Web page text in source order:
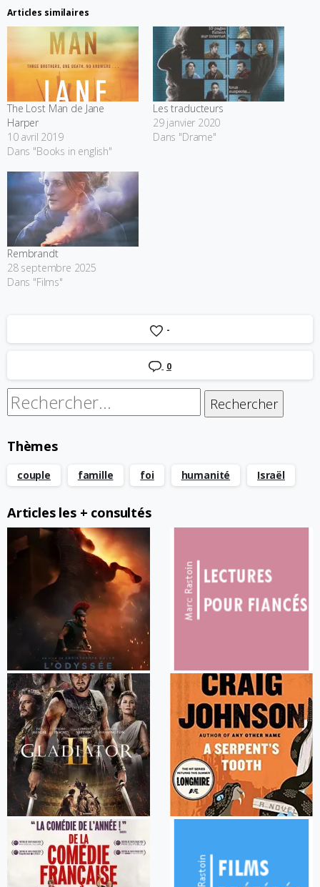
Articles similaires
The Lost Man de Jane
Harper
10 avril 2019
Dans "Books in english"
Les traducteurs
29 janvier 2020
Dans "Drame"
Rembrandt
28 septembre 2025
Dans "Films"
-
0
Rechercher :
Thèmes
couple famille foi humanité Israël
Articles les + consultés